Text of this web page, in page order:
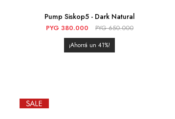
Pump Siskop5 - Dark Natural
PYG 380.000 PYG 650.000
41